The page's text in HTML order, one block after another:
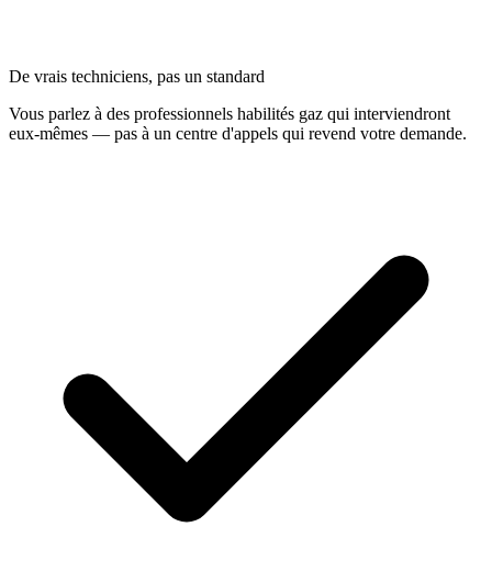
De vrais techniciens, pas un standard
Vous parlez à des professionnels habilités gaz qui interviendront
eux-mêmes — pas à un centre d'appels qui revend votre demande.